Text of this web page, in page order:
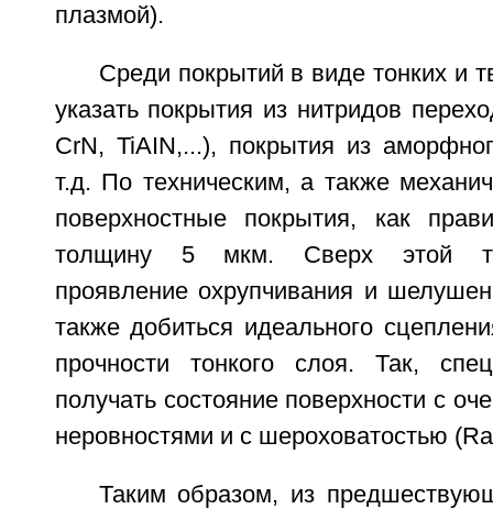
плазмой).
Среди покрытий в виде тонких и
указать покрытия из нитридов
CrN, TiAIN,...), покрытия из
т.д. По техническим, а также
поверхностные покрытия, как
толщину 5 мкм. Сверх этой
проявление охрупчивания и
также добиться идеального
прочности тонкого слоя. Так,
получать состояние поверхности с
неровностями и с шероховатостью
Таким образом, из